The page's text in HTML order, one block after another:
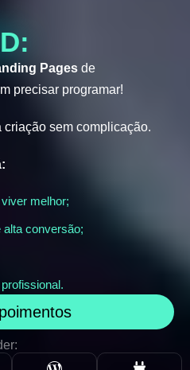
Pages de
precisar programar!
sem complicação.
melhor;
alta conversão;